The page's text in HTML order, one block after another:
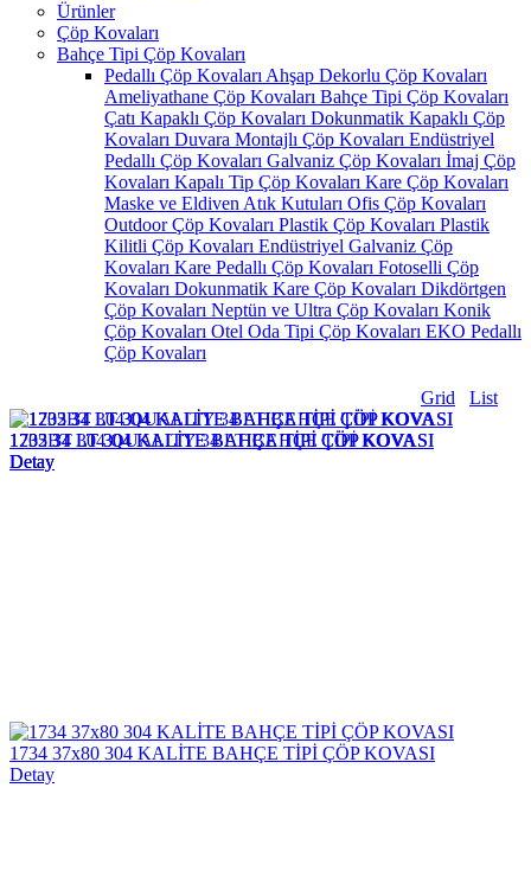
Ürünler
Çöp Kovaları
Bahçe Tipi Çöp Kovaları
Pedallı Çöp Kovaları Ahşap Dekorlu Çöp Kovaları
Ameliyathane Çöp Kovaları Bahçe Tipi Çöp Kovaları
Çatı Kapaklı Çöp Kovaları Dokunmatik Kapaklı Çöp
Kovaları Duvara Montajlı Çöp Kovaları Endüstriyel
Pedallı Çöp Kovaları Galvaniz Çöp Kovaları İmaj Çöp
Kovaları Kapalı Tip Çöp Kovaları Kare Çöp Kovaları
Maske ve Eldiven Atık Kutuları Ofis Çöp Kovaları
Outdoor Çöp Kovaları Plastik Çöp Kovaları Plastik
Kilitli Çöp Kovaları Endüstriyel Galvaniz Çöp
Kovaları Kare Pedallı Çöp Kovaları Fotoselli Çöp
Kovaları Dokunmatik Kare Çöp Kovaları Dikdörtgen
Çöp Kovaları Neptün ve Ultra Çöp Kovaları Konik
Çöp Kovaları Otel Oda Tipi Çöp Kovaları EKO Pedallı
Çöp Kovaları
Grid List
1732 34 LT 304 KALİTE BAHÇE TİPİ ÇÖP KOVASI
Detay
1205BT 304 QUALITY 34 LT BAHÇE TİPİ KOVA
Detay
1733 34 LT 304 KALİTE BAHÇE TİPİ ÇÖP KOVASI
Detay
1734 37x80 304 KALİTE BAHÇE TİPİ ÇÖP KOVASI
Detay